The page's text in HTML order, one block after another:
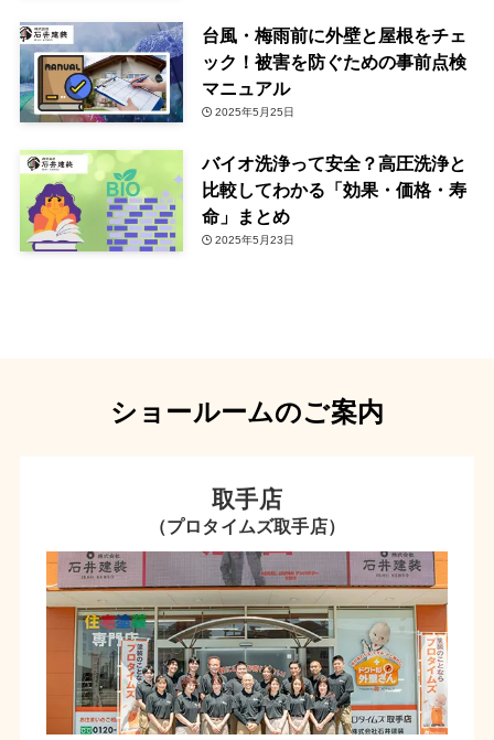
台風・梅雨前に外壁と屋根をチェ
ック！被害を防ぐための事前点検
マニュアル
2025年5月25日
バイオ洗浄って安全？高圧洗浄と
比較してわかる「効果・価格・寿
命」まとめ
2025年5月23日
ショールームのご案内
取手店
（プロタイムズ取手店）